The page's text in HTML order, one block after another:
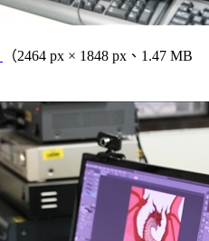
（2464 px × 1848 px、1.47 MB